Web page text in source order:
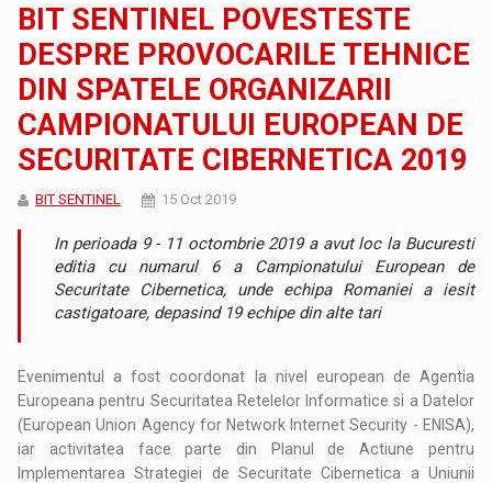
BIT SENTINEL POVESTESTE
DESPRE PROVOCARILE TEHNICE
DIN SPATELE ORGANIZARII
CAMPIONATULUI EUROPEAN DE
SECURITATE CIBERNETICA 2019
BIT SENTINEL 15 Oct 2019
In perioada 9 - 11 octombrie 2019 a avut loc la Bucuresti
editia cu numarul 6 a Campionatului European de
Securitate Cibernetica, unde echipa Romaniei a iesit
castigatoare, depasind 19 echipe din alte tari
Evenimentul a fost coordonat la nivel european de Agentia
Europeana pentru Securitatea Retelelor Informatice si a Datelor
(European Union Agency for Network Internet Security - ENISA),
iar activitatea face parte din Planul de Actiune pentru
Implementarea Strategiei de Securitate Cibernetica a Uniunii